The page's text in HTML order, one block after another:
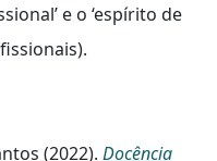
e o ‘espírito de
(2022). Docência